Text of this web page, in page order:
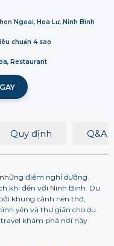
Ngoai, Hoa Lư, Ninh Bình
chuẩn 4 sao
Restaurant
Quy định Q&A
điểm nghỉ dưỡng
khi đến với Ninh Bình. Du
khung cảnh nên thơ,
yên và thư giãn cho du
khám phá nơi này